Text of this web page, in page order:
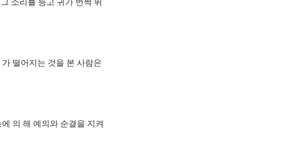
소리를 등고 귀가 번쩍 뛰
떨어지는 것을 본 사람은
의 해 예의와 순결을 지켜